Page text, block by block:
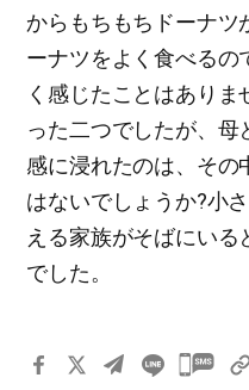
からもちもちドーナツ
ーナツをよく食べるの
く感じたことはあり
った二つでしたが、母
感に浸れたのは、その
はないでしょうか?小
える家族がそばにいる
でした。